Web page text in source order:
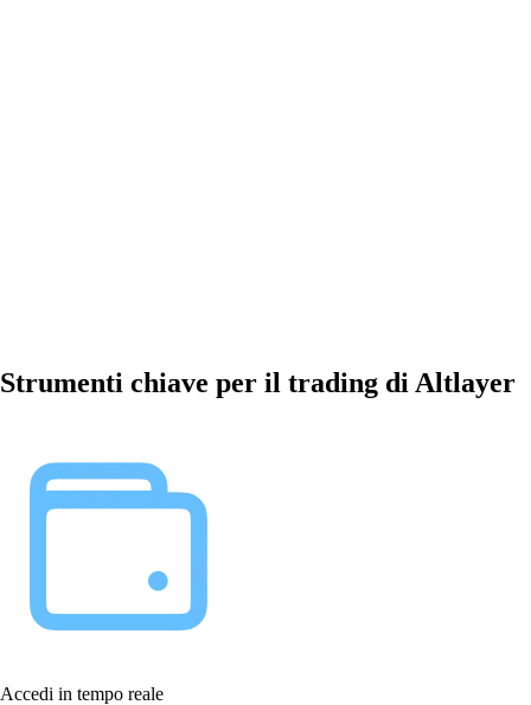
Strumenti chiave per il trading di Altlayer
Accedi in tempo reale